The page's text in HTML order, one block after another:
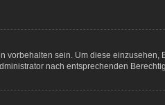
vorbehalten sein. Um diese
nach entsprechenden